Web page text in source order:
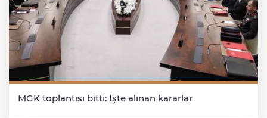
MGK toplantısı bitti: İşte alınan kararlar